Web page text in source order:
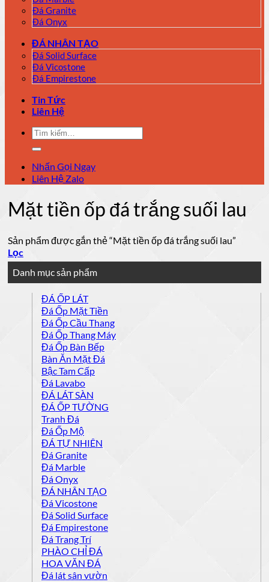
Đá Granite
Đá Onyx
ĐÁ NHÂN TẠO
Đá Solid Surface
Đá Vicostone
Đá Empirestone
Tin Tức
Liên Hệ
Tìm
kiếm:
Nhấn Gọi Ngay
Liên Hệ Zalo
Mặt tiền ốp đá trắng suối lau
Sản phẩm được gắn thẻ “Mặt tiền ốp đá trắng suối lau”
Lọc
Danh mục sản phẩm
ĐÁ ỐP LÁT
Đá Ốp Mặt Tiền
Đá Ốp Cầu Thang
Đá Ốp Thang Máy
Đá Ốp Bàn Bếp
Bàn Ăn Mặt Đá
Bậc Tam Cấp
Đá Lavabo
ĐÁ LÁT SÀN
ĐÁ ỐP TƯỜNG
Tranh Đá
Đá Ốp Mộ
ĐÁ TỰ NHIÊN
Đá Granite
Đá Marble
Đá Onyx
ĐÁ NHÂN TẠO
Đá Vicostone
Đá Solid Surface
Đá Empirestone
Đá Trang Trí
PHÀO CHỈ ĐÁ
HOA VĂN ĐÁ
Đá lát sân vườn